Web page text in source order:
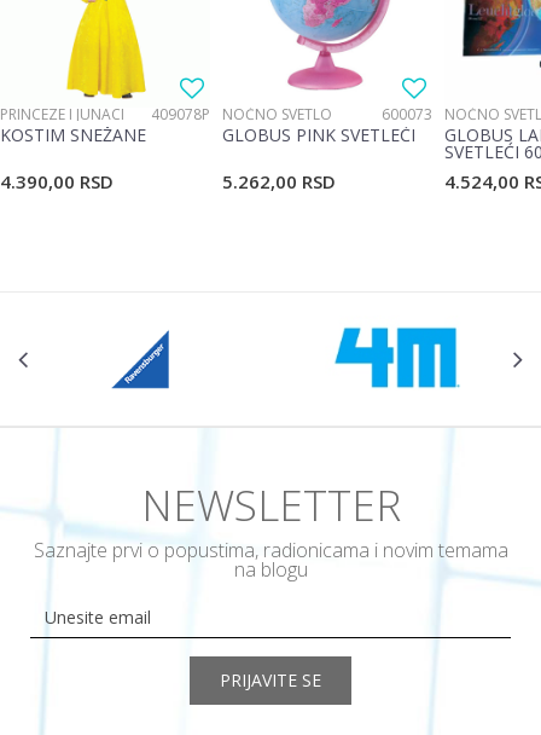
PRINCEZE I JUNACI 409078P
KOSTIM SNEŽANE
4.390,00 RSD
NOĆNO SVETLO 600073
GLOBUS PINK SVETLEĆI
5.262,00 RSD
NOĆNO
GLOBUS
SVETLEĆI
4.524,00
NEWSLETTER
Saznajte prvi o popustima, radionicama i novim temama
na blogu
PRIJAVITE SE